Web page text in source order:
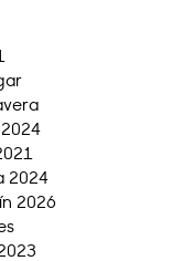
2024
2026